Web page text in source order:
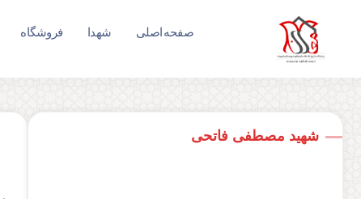
صفحه اصلی شهدا فروشگاه
شهید مصطفی فاتحی